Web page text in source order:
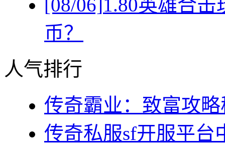
[08/06]1.80英雄合
币？
人气排行
传奇霸业：致富攻
传奇私服sf开服平台